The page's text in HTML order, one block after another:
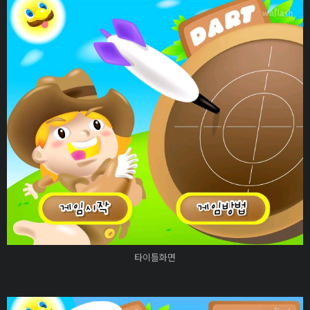
타이틀화면